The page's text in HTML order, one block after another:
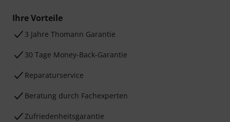
Ihre Vorteile
3 Jahre Thomann Garantie
30 Tage Money-Back-Garantie
Reparaturservice
Beratung durch Fachexperten
Zufriedenheitsgarantie